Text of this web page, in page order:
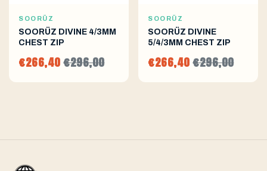
SOORÜZ
SOORÜZ DIVINE 4/3MM
CHEST ZIP
€266,40€296,00
SOORÜZ
SOORÜZ DIVINE
5/4/3MM CHEST ZIP
€266,40€296,00